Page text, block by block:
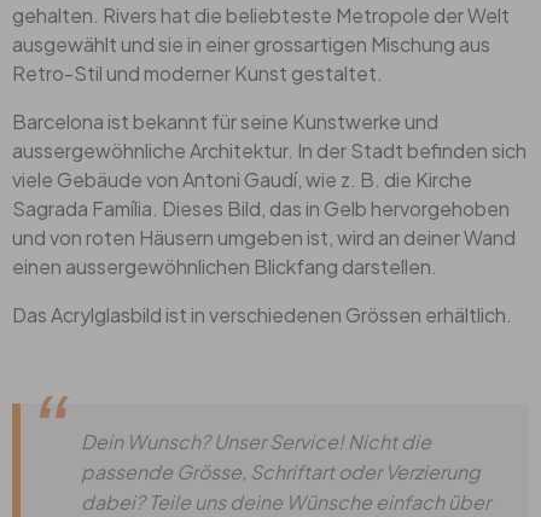
gehalten. Rivers hat die beliebteste Metropole der Welt
ausgewählt und sie in einer grossartigen Mischung aus
Retro-Stil und moderner Kunst gestaltet.
Barcelona ist bekannt für seine Kunstwerke und
aussergewöhnliche Architektur. In der Stadt befinden sich
viele Gebäude von Antoni Gaudí, wie z. B. die Kirche
Sagrada Família. Dieses Bild, das in Gelb hervorgehoben
und von roten Häusern umgeben ist, wird an deiner Wand
einen aussergewöhnlichen Blickfang darstellen.
Das Acrylglasbild ist in verschiedenen Grössen erhältlich.
Dein Wunsch? Unser Service! Nicht die
passende Grösse, Schriftart oder Verzierung
dabei? Teile uns deine Wünsche einfach über